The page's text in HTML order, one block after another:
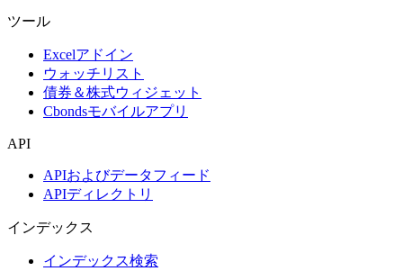
ツール
Excelアドイン
ウォッチリスト
債券＆株式ウィジェット
Cbondsモバイルアプリ
API
APIおよびデータフィード
APIディレクトリ
インデックス
インデックス検索